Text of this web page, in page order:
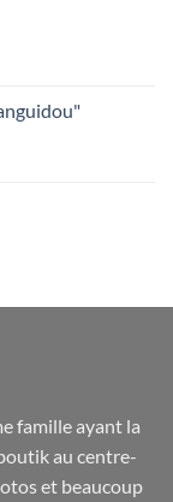
famille ayant la
au centre-
et beaucoup